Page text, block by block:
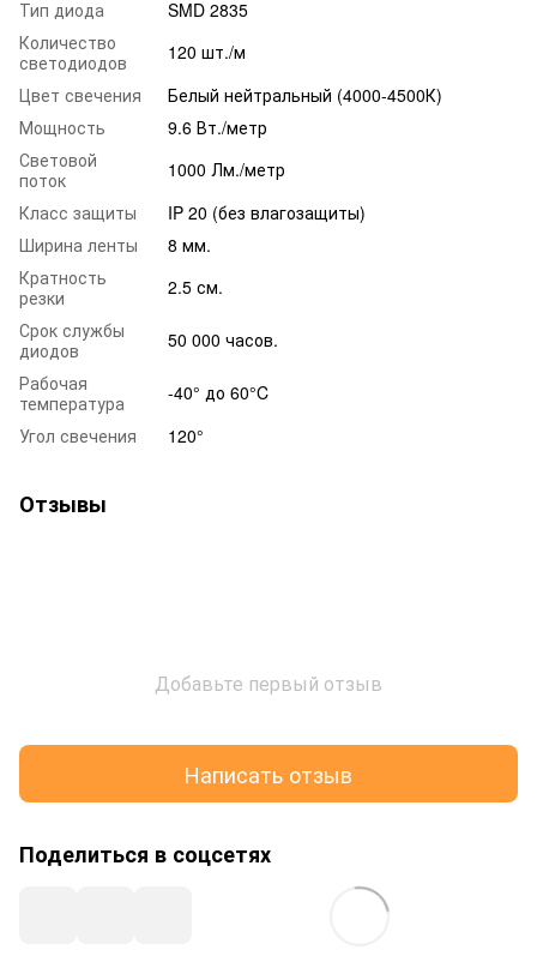
Тип диода
SMD 2835
Количество
светодиодов
120 шт./м
Цвет свечения
Белый нейтральный (4000-4500К)
Мощность
9.6 Вт./метр
Световой
поток
1000 Лм./метр
Класс защиты
IP 20 (без влагозащиты)
Ширина ленты
8 мм.
Кратность
резки
2.5 см.
Срок службы
диодов
50 000 часов.
Рабочая
температура
-40° до 60°C
Угол свечения
120°
Отзывы
Добавьте первый отзыв
Написать отзыв
Поделиться в соцсетях